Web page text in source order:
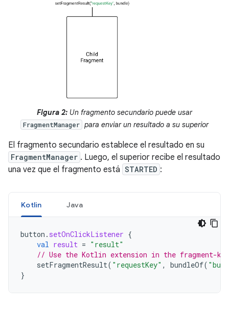
Figura 2: Un fragmento secundario puede usar
FragmentManager para enviar un resultado a su superior
El fragmento secundario establece el resultado en su
FragmentManager . Luego, el superior recibe el resultado
una vez que el fragmento está STARTED :
Kotlin Java
button . setOnClickListener {
val result = "result"
// Use the Kotlin extension in the fragment-
setFragmentResult( "requestKey" , bundleOf(
}